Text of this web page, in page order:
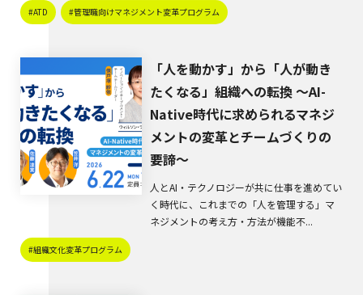
#ATD #管理職向けマネジメント変革プログラム
「人を動かす」から「人が動き
たくなる」組織への転換 〜AI-
Native時代に求められるマネジ
メントの変革とチームづくりの
要諦〜
人とAI・テクノロジーが共に仕事を進めてい
く時代に、これまでの「人を管理する」マ
ネジメントの考え方・方法が機能不...
#組織文化変革プログラム